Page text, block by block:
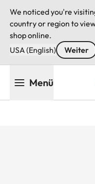
We noticed you're
country or region to
shop online.
USA (English)
Weiter
Menü